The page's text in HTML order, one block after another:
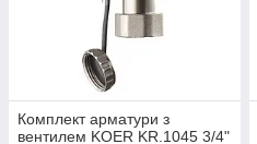
Комплект арматури з
вентилем KOER KR.1045 3/4"